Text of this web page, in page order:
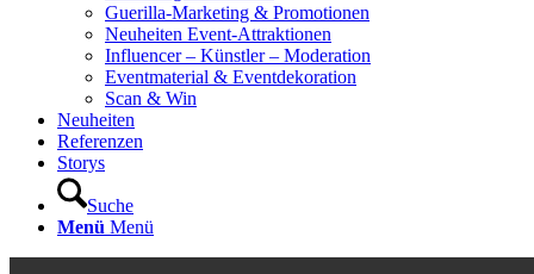
Guerilla-Marketing & Promotionen
Neuheiten Event-Attraktionen
Influencer – Künstler – Moderation
Eventmaterial & Eventdekoration
Scan & Win
Neuheiten
Referenzen
Storys
Suche
Menü Menü